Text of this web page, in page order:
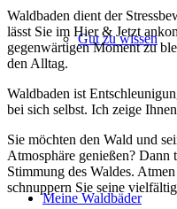
Gut zu wissen
Meine Waldbäder
Waldbaden dient der
lässt Sie im Hier & Jetzt
gegenwärtigen Moment zu
den Alltag.
Waldbaden ist
bei sich selbst. Ich zeige
Sie möchten den Wald und
Atmosphäre genießen?
Stimmung des Waldes.
schnuppern Sie seine